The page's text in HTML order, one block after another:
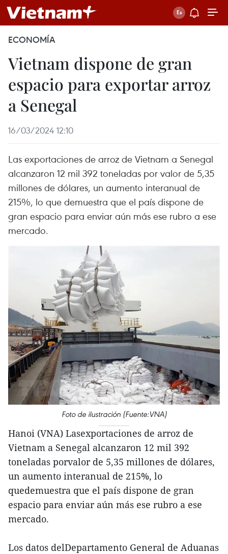
ECONOMÍA
Vietnam dispone de gran
espacio para exportar arroz
a Senegal
16/03/2024 12:10
Las exportaciones de arroz de Vietnam a Senegal
alcanzaron 12 mil 392 toneladas por valor de 5,35
millones de dólares, un aumento interanual de
215%, lo que demuestra que el país dispone de
gran espacio para enviar aún más ese rubro a ese
mercado.
Foto de ilustración (Fuente:VNA)
Hanoi (VNA) Lasexportaciones de arroz de
Vietnam a Senegal alcanzaron 12 mil 392
toneladas porvalor de 5,35 millones de dólares,
un aumento interanual de 215%, lo
quedemuestra que el país dispone de gran
espacio para enviar aún más ese rubro a ese
mercado.
Los datos delDepartamento General de Aduanas